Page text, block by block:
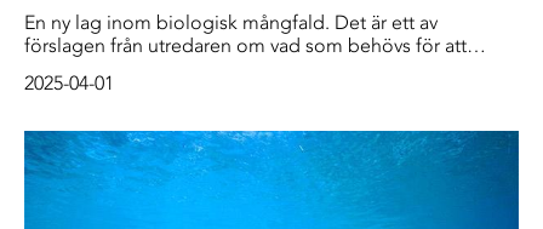
En ny lag inom biologisk mångfald. Det är ett av
förslagen från utredaren om vad som behövs för att
ska skydda världshavet.
2025-04-01